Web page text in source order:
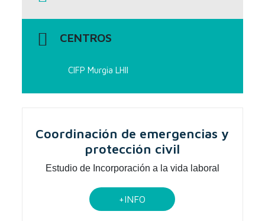
CENTROS
CIFP Murgia LHII
Coordinación de emergencias y
protección civil
Estudio de Incorporación a la vida laboral
+INFO